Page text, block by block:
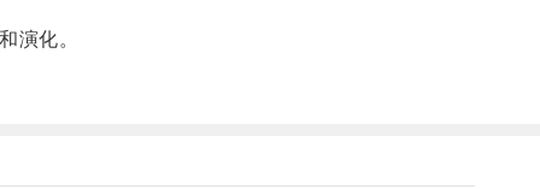
演化。